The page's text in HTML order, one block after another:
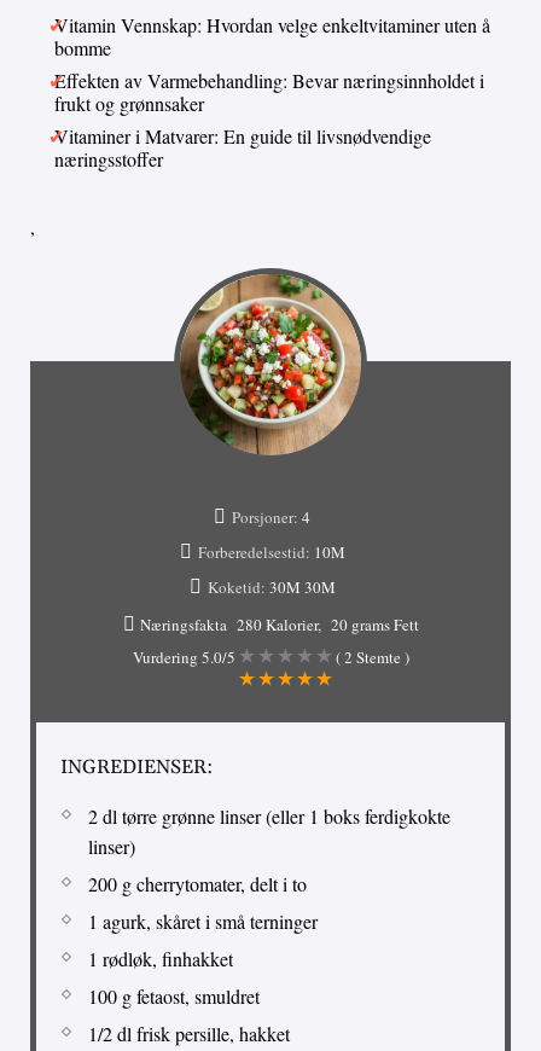
Vitamin Vennskap: Hvordan velge enkeltvitaminer uten å
bomme
Effekten av Varmebehandling: Bevar næringsinnholdet i
frukt og grønnsaker
Vitaminer i Matvarer: En guide til livsnødvendige
næringsstoffer
,
Porsjoner: 4
Forberedelsestid: 10M
Koketid: 30M 30M
Næringsfakta 280 Kalorier
20 grams Fett
Vurdering 5.0/5 (2 Stemte )
INGREDIENSER:
2 dl tørre grønne linser (eller 1 boks ferdigkokte
linser)
200 g cherrytomater, delt i to
1 agurk, skåret i små terninger
1 rødløk, finhakket
100 g fetaost, smuldret
1/2 dl frisk persille, hakket